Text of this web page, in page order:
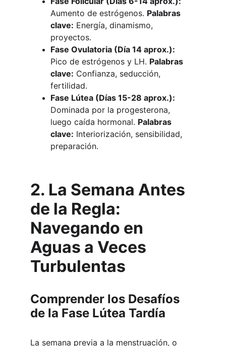
Aumento de estrógenos. Palabras
clave: Energía, dinamismo,
proyectos.
Fase Ovulatoria (Día 14 aprox.):
Pico de estrógenos y LH. Palabras
clave: Confianza, seducción,
fertilidad.
Fase Lútea (Días 15-28 aprox.):
Dominada por la progesterona,
luego caída hormonal. Palabras
clave: Interiorización, sensibilidad,
preparación.
2. La Semana Antes
de la Regla:
Navegando en
Aguas a Veces
Turbulentas
Comprender los Desafíos
de la Fase Lútea Tardía
La semana previa a la menstruación, o